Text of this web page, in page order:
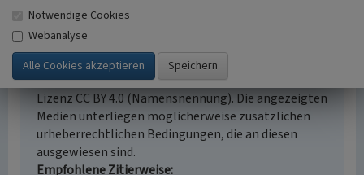
Empfohlene Zitierweise
Urheberrechtlicher Hinweis
Der hier präsentierte Inhalt steht unter der freien
Lizenz CC BY 4.0 (Namensnennung). Die angezeigten
Medien unterliegen möglicherweise zusätzlichen
urheberrechtlichen Bedingungen, die an diesen
ausgewiesen sind.
Empfohlene Zitierweise
Notwendige Cookies
Webanalyse